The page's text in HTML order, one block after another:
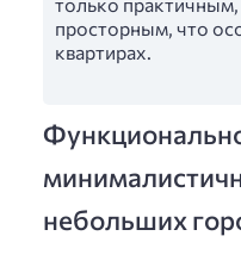
просторным, что
квартирах.
небольших